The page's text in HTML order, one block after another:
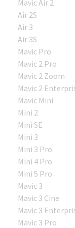
Mavic Air 2
Air 2S
Air 3
Air 3S
Mavic Pro
Mavic 2 Pro
Mavic 2 Zoom
Mavic 2
Mavic Mini
Mini 2
Mini SE
Mini 3
Mini 3 Pro
Mini 4 Pro
Mini 5 Pro
Mavic 3
Mavic 3 Cine
Mavic 3
Mavic 3 Pro